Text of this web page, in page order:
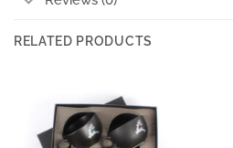
RELATED PRODUCTS